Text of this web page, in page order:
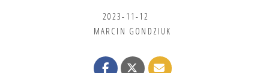
2023-11-12
MARCIN GONDZIUK